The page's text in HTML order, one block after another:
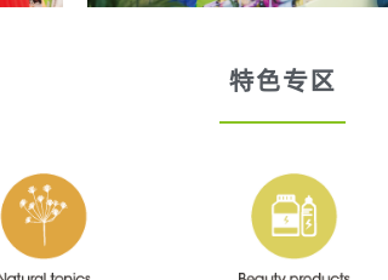
特色专区